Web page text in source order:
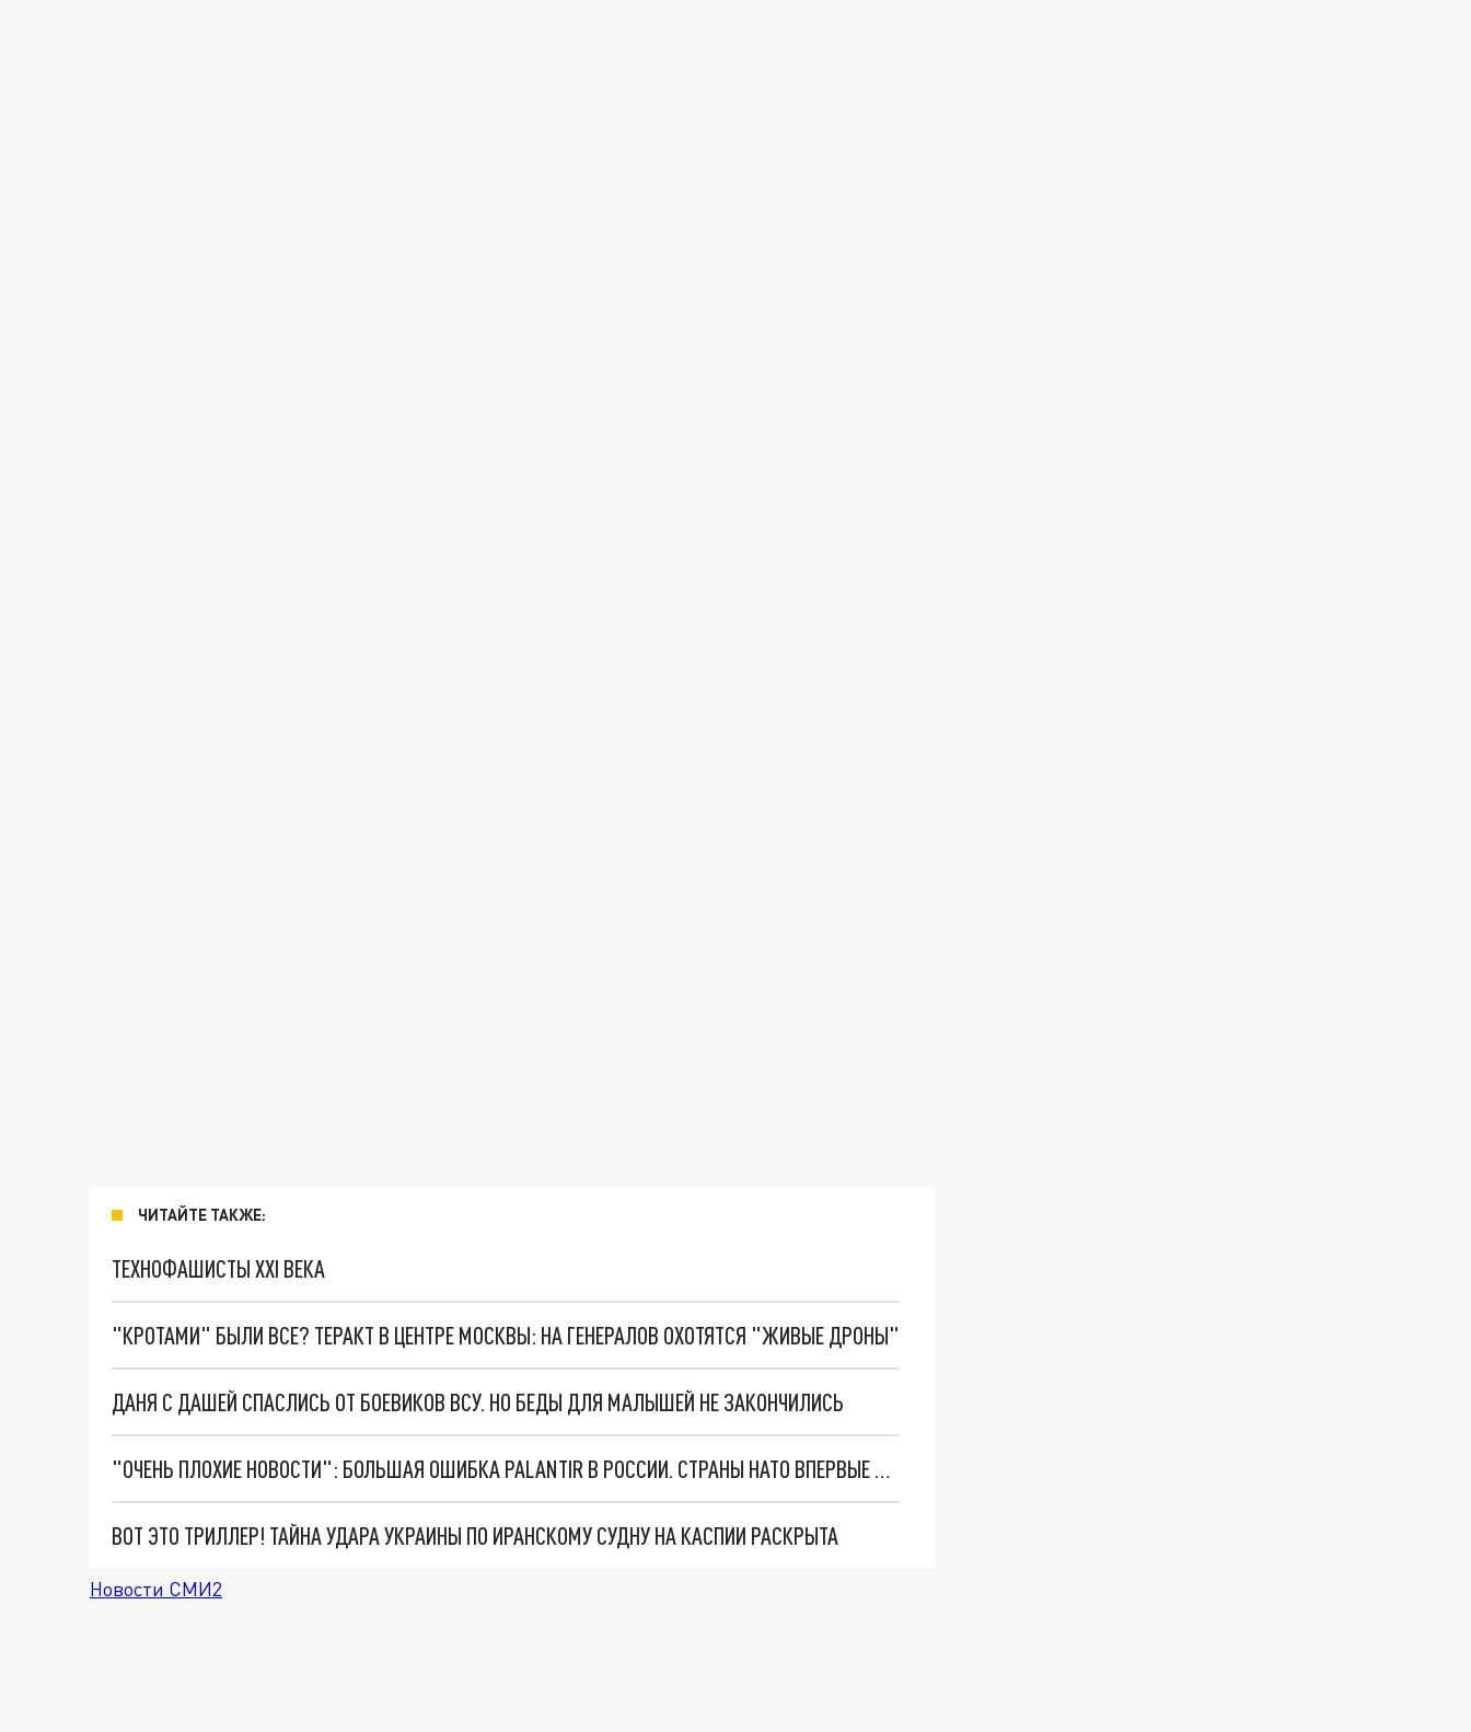
ЧИТАЙТЕ ТАКЖЕ:
ТЕХНОФАШИСТЫ XXI ВЕКА
"КРОТАМИ" БЫЛИ ВСЕ? ТЕРАКТ В ЦЕНТРЕ МОСКВЫ: НА ГЕНЕРАЛОВ ОХОТЯТСЯ "ЖИВЫЕ ДРОНЫ"
ДАНЯ С ДАШЕЙ СПАСЛИСЬ ОТ БОЕВИКОВ ВСУ. НО БЕДЫ ДЛЯ МАЛЫШЕЙ НЕ ЗАКОНЧИЛИСЬ
"ОЧЕНЬ ПЛОХИЕ НОВОСТИ": БОЛЬШАЯ ОШИБКА PALANTIR В РОССИИ. СТРАНЫ НАТО ВПЕРВЫЕ ЗА СВО ОСТАНОВИЛИ ПОСТАВКИ ОРУЖИЯ. ВСУ ТЕРЯЮТ ПРИГРАНИЧЬЕ?
ВОТ ЭТО ТРИЛЛЕР! ТАЙНА УДАРА УКРАИНЫ ПО ИРАНСКОМУ СУДНУ НА КАСПИИ РАСКРЫТА
Новости СМИ2